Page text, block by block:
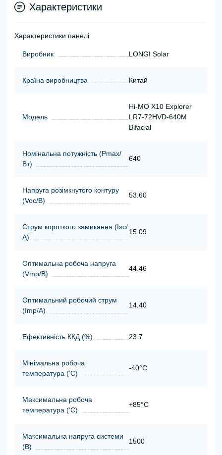
Характеристики
Характеристики панелі
Виробник LONGI Solar
Країна виробництва Китай
Модель
Hi-MO X10 Explorer
LR7-72HVD-640M
Bifacial
Номінальна потужність (Pmax/
Вт)
640
Напруга розімкнутого контуру
(Voc/В)
53.60
Струм короткого замикання (Isc/
А)
15.09
Оптимальна робоча напруга
(Vmp/В)
44.46
Оптимальний робочий струм
(Imp/А)
14.40
Ефективність ККД (%) 23.7
Мінімальна робоча
температура (‘С)
-40°C
Максимальна робоча
температура (‘С)
+85°C
Максимальна напруга системи
(В)
1500